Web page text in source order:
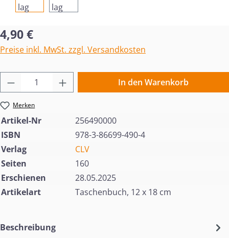
Regulärer Preis:
4,90 €
Preise inkl. MwSt. zzgl. Versandkosten
Produkt Anzahl: Gib den gewünschten
In den Warenkorb
Merken
Artikel-Nr
256490000
ISBN
978-3-86699-490-4
Verlag
CLV
Seiten
160
Erschienen
28.05.2025
Artikelart
Taschenbuch, 12 x 18 cm
Beschreibung